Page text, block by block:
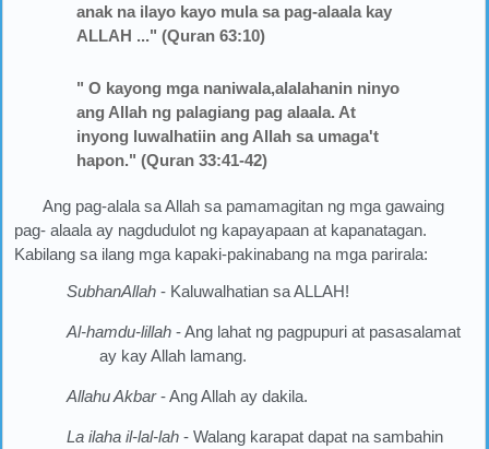
anak na ilayo kayo mula sa pag-alaala kay
ALLAH ..." (Quran 63:10)
" O kayong mga naniwala,alalahanin ninyo
ang Allah ng palagiang pag alaala. At
inyong luwalhatiin ang Allah sa umaga't
hapon." (Quran 33:41-42)
Ang pag-alala sa Allah sa pamamagitan ng mga gawaing
pag- alaala ay nagdudulot ng kapayapaan at kapanatagan.
Kabilang sa ilang mga kapaki-pakinabang na mga parirala:
SubhanAllah - Kaluwalhatian sa ALLAH!
Al-hamdu-lillah - Ang lahat ng pagpupuri at pasasalamat
ay kay Allah lamang.
Allahu Akbar- Ang Allah ay dakila.
La ilaha il-lal-lah - Walang karapat dapat na sambahin